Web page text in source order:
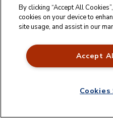
By clicking “Accept All
cookies on your device to
site usage, and assist in our
Accept